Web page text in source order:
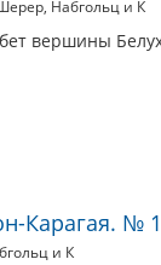
Набгольц и К
вершины
Карагая. №
и К